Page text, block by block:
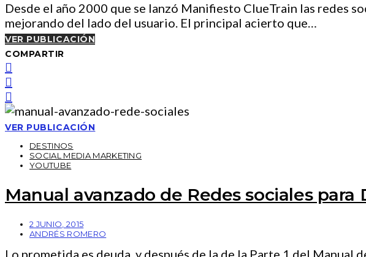
Desde el año 2000 que se lanzó Manifiesto ClueTrain las redes
mejorando del lado del usuario. El principal acierto que…
VER PUBLICACIÓN
COMPARTIR
VER PUBLICACIÓN
DESTINOS
SOCIAL MEDIA MARKETING
YOUTUBE
Manual avanzado de Redes sociales
2 JUNIO, 2015
ANDRÉS ROMERO
Lo prometida es deuda, y después de la de la Parte 1 del